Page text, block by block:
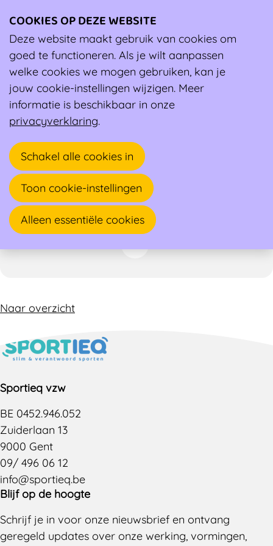
Ambassadeur
Dorien Meeusen
Diëtist, Sportdiëtist
Achterbroeksteenweg 146
2920 KALMTHOUT
+32 476 53 39 87
http://www.dorienmeeusen.be
Naar overzicht
Sportieq vzw
BE 0452.946.052
Zuiderlaan 13
9000 Gent
09/ 496 06 12
info@sportieq.be
Blijf op de hoogte
Schrijf je in voor onze nieuwsbrief en ontvang
geregeld updates over onze werking, vormingen,
COOKIES OP DEZE WEBSITE
Deze website maakt gebruik van cookies om
goed te functioneren. Als je wilt aanpassen
welke cookies we mogen gebruiken, kan je
jouw cookie-instellingen wijzigen. Meer
informatie is beschikbaar in onze
privacyverklaring.
Schakel alle cookies in
Toon cookie-instellingen
Alleen essentiële cookies